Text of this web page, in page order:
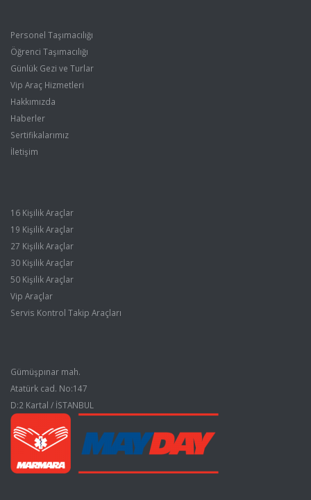
Personel Taşımacılığı
Öğrenci Taşımacılığı
Günlük Gezi ve Turlar
Vip Araç Hizmetleri
Hakkımızda
Haberler
Sertifikalarımız
İletişim
16 Kişilik Araçlar
19 Kişilik Araçlar
27 Kişilik Araçlar
30 Kişilik Araçlar
50 Kişilik Araçlar
Vip Araçlar
Servis Kontrol Takip Araçları
Gümüşpınar mah.
Atatürk cad. No:147
D:2 Kartal / İSTANBUL